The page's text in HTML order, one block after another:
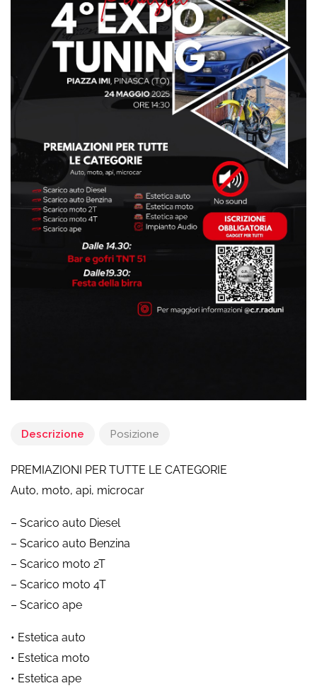
Descrizione Posizione
PREMIAZIONI PER TUTTE LE CATEGORIE
Auto, moto, api, microcar
– Scarico auto Diesel
– Scarico auto Benzina
– Scarico moto 2T
– Scarico moto 4T
– Scarico ape
• Estetica auto
• Estetica moto
• Estetica ape